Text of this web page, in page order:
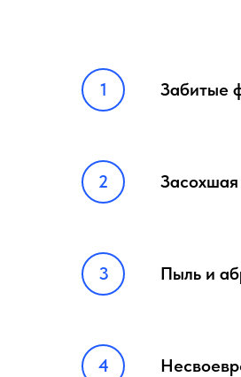
Забитые
Пыль и